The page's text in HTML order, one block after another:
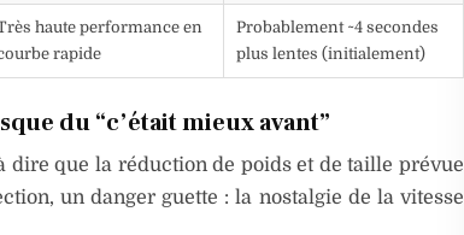
haute performance en
rapide
Probablement ~4 secondes
plus lentes (initialement)
du “c’était mieux avant”
dire que la réduction de poids et de taille prévue
un danger guette : la nostalgie de la vitesse